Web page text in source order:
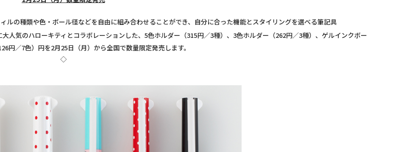
の種類や色・ボール径などを自由に組み合わせることができ、自分に合った機能とスタイリングを選べる筆記具
大人気のハローキティとコラボレーションした、5色ホルダー（315円／3種）、3色ホルダー（262円／3種）、ゲルインクボー
／7色）円を2月25日（月）から全国で数量限定発売します。
◇